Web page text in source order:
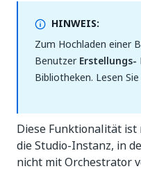
HINWEIS:
Zum Hochladen einer
BenutzerErstellungs-
Bibliotheken. Lesen
Diese Funktionalität
die Studio-Instanz, in
nicht mit Orchestrator